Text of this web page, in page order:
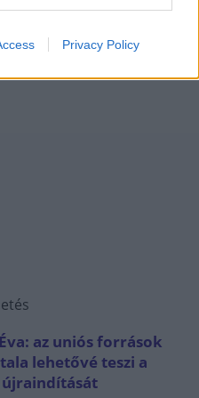
Privacy Policy
az uniós források
lehetővé teszi a
újraindítását